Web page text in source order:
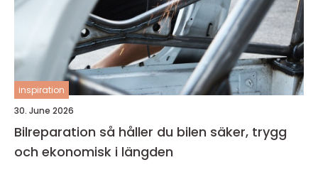
inspiration
30. June 2026
Bilreparation så håller du bilen säker, trygg
och ekonomisk i längden